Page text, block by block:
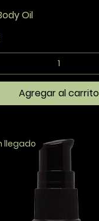
Oil
Agregar al carrito
llegado